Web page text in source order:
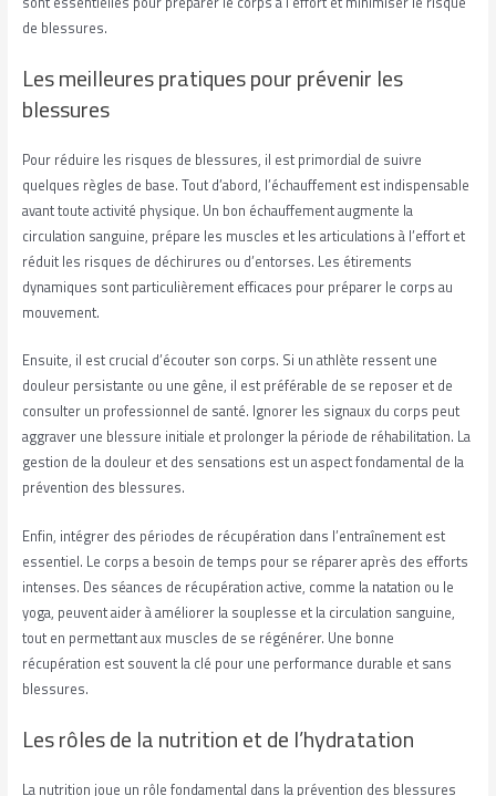
de blessures.
Les meilleures pratiques pour prévenir les
blessures
Pour réduire les risques de blessures, il est primordial de suivre
quelques règles de base. Tout d’abord, l’échauffement est indispensable
avant toute activité physique. Un bon échauffement augmente la
circulation sanguine, prépare les muscles et les articulations à l’effort et
réduit les risques de déchirures ou d’entorses. Les étirements
dynamiques sont particulièrement efficaces pour préparer le corps au
mouvement.
Ensuite, il est crucial d’écouter son corps. Si un athlète ressent une
douleur persistante ou une gêne, il est préférable de se reposer et de
consulter un professionnel de santé. Ignorer les signaux du corps peut
aggraver une blessure initiale et prolonger la période de réhabilitation. La
gestion de la douleur et des sensations est un aspect fondamental de la
prévention des blessures.
Enfin, intégrer des périodes de récupération dans l’entraînement est
essentiel. Le corps a besoin de temps pour se réparer après des efforts
intenses. Des séances de récupération active, comme la natation ou le
yoga, peuvent aider à améliorer la souplesse et la circulation sanguine,
tout en permettant aux muscles de se régénérer. Une bonne
récupération est souvent la clé pour une performance durable et sans
blessures.
Les rôles de la nutrition et de l’hydratation
La nutrition joue un rôle fondamental dans la prévention des blessures